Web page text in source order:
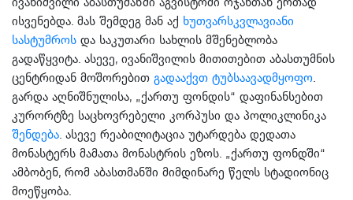
ისვენებდა. მას შემდეგ მან აქ ხუთვარსკვლავიანი
სასტუმროს და საკუთარი სახლის მშენებლობა
გადაწყვიტა. ასევე, ივანიშვილის მითითებით აბასთუმნის
ცენტრიდან მოშორებით გადააქვთ ტუბსაავადმყოფო.
გარდა აღნიშნულისა, „ქართუ ფონდის“ დაფინანსებით
კურორტზე საცხოვრებელი კორპუსი და პოლიკლინიკა
შენდება. ასევე რეაბილიტაცია უტარდება დედათა
მონასტერს მამათა მონასტრის ეზოს. „ქართუ ფონდში“
ამბობენ, რომ აბასთმანში მიმდინარე წელს სტადიონიც
მოეწყობა.